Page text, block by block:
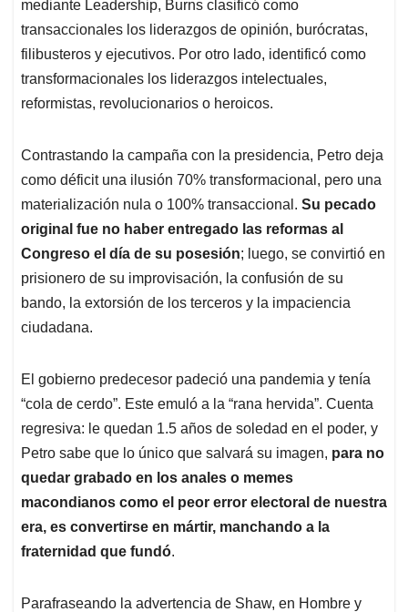
mediante Leadership, Burns clasificó como
transaccionales los liderazgos de opinión, burócratas,
filibusteros y ejecutivos. Por otro lado, identificó como
transformacionales los liderazgos intelectuales,
reformistas, revolucionarios o heroicos.
Contrastando la campaña con la presidencia, Petro deja
como déficit una ilusión 70% transformacional, pero una
materialización nula o 100% transaccional. Su pecado
original fue no haber entregado las reformas al
Congreso el día de su posesión; luego, se convirtió en
prisionero de su improvisación, la confusión de su
bando, la extorsión de los terceros y la impaciencia
ciudadana.
El gobierno predecesor padeció una pandemia y tenía
“cola de cerdo”. Este emuló a la “rana hervida”. Cuenta
regresiva: le quedan 1.5 años de soledad en el poder, y
Petro sabe que lo único que salvará su imagen, para no
quedar grabado en los anales o memes
macondianos como el peor error electoral de nuestra
era, es convertirse en mártir, manchando a la
fraternidad que fundó.
Parafraseando la advertencia de Shaw, en Hombre y